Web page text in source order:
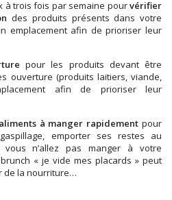
à trois fois par semaine pourvérifier
des produits présents dans votre
emplacement afin de prioriser leur
pour les produits devant être
ouverture (produits laitiers, viande,
afin de prioriser leur
à manger rapidement pour
emporter ses restes au
n’allez pas manger à votre
« je vide mes placards » peut
de la nourriture…